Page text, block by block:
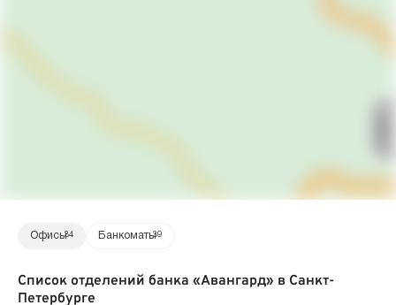
Офисы34 Банкоматы39
Список отделений банка «Авангард» в Санкт-
Петербурге